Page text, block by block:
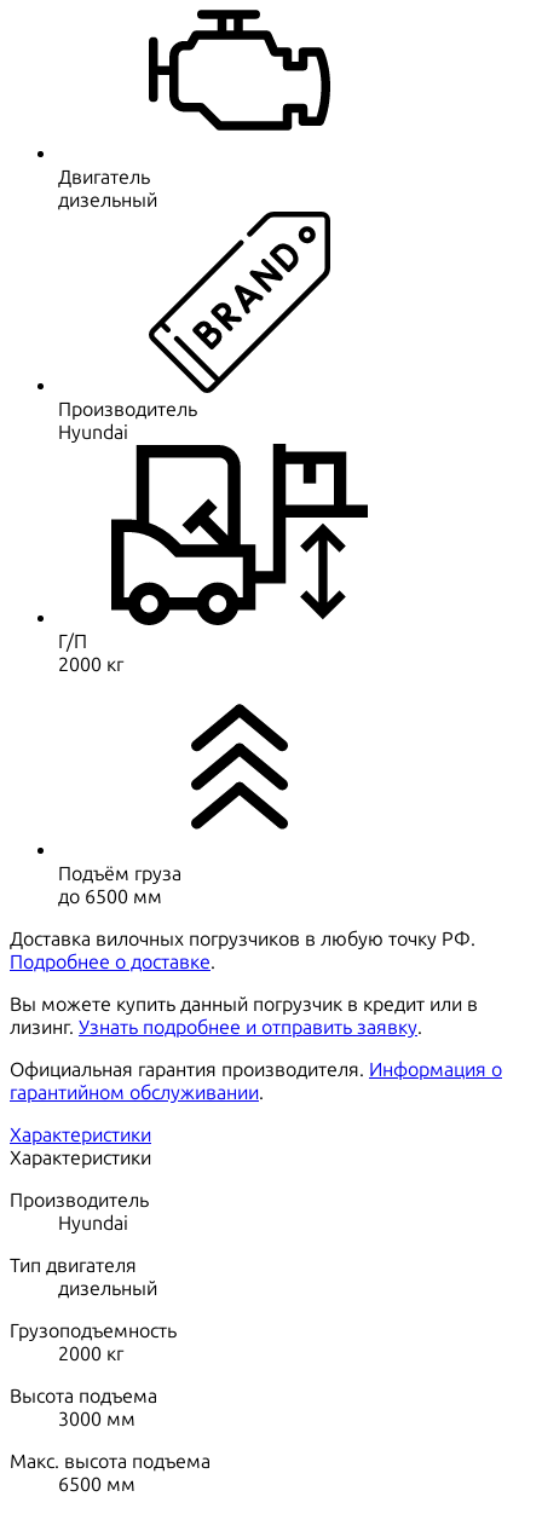
Двигатель
дизельный
Производитель
Hyundai
Г/П
2000 кг
Подъём груза
до 6500 мм
Доставка вилочных погрузчиков в любую точку РФ.
Подробнее о доставке.
Вы можете купить данный погрузчик в кредит или в
лизинг. Узнать подробнее и отправить заявку.
Официальная гарантия производителя. Информация о
гарантийном обслуживании.
Характеристики
Характеристики
Производитель
Hyundai
Тип двигателя
дизельный
Грузоподъемность
2000 кг
Высота подъема
3000 мм
Макс. высота подъема
6500 мм